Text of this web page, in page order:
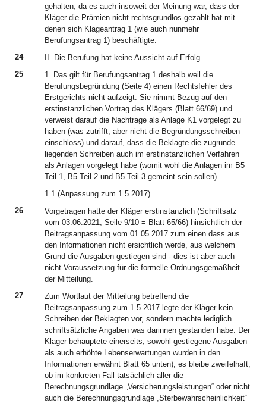
gehalten, da es auch insoweit der Meinung war, dass der
Kläger die Prämien nicht rechtsgrundlos gezahlt hat mit
denen sich Klageantrag 1 (wie auch nunmehr
Berufungsantrag 1) beschäftigte.
24
II. Die Berufung hat keine Aussicht auf Erfolg.
25
1. Das gilt für Berufungsantrag 1 deshalb weil die
Berufungsbegründung (Seite 4) einen Rechtsfehler des
Erstgerichts nicht aufzeigt. Sie nimmt Bezug auf den
erstinstanzlichen Vortrag des Klägers (Blatt 66/69) und
verweist darauf die Nachtrage als Anlage K1 vorgelegt zu
haben (was zutrifft, aber nicht die Begründungsschreiben
einschloss) und darauf, dass die Beklagte die zugrunde
liegenden Schreiben auch im erstinstanzlichen Verfahren
als Anlagen vorgelegt habe (womit wohl die Anlagen im B5
Teil 1, B5 Teil 2 und B5 Teil 3 gemeint sein sollen).
1.1 (Anpassung zum 1.5.2017)
26
Vorgetragen hatte der Kläger erstinstanzlich (Schriftsatz
vom 03.06.2021, Seile 9/10 = Blatt 65/66) hinsichtlich der
Beitragsanpassung vom 01.05.2017 zum einen dass aus
den Informationen nicht ersichtlich werde, aus welchem
Grund die Ausgaben gestiegen sind - dies ist aber auch
nicht Voraussetzung für die formelle Ordnungsgemäßheit
der Mitteilung.
27
Zum Wortlaut der Mitteilung betreffend die
Beitragsanpassung zum 1.5.2017 legte der Kläger kein
Schreiben der Beklagten vor, sondern machte lediglich
schriftsätzliche Angaben was darinnen gestanden habe. Der
Klager behauptete einerseits, sowohl gestiegene Ausgaben
als auch erhöhte Lebenserwartungen wurden in den
Informationen erwähnt Blatt 65 unten); es bleibe zweifelhaft,
ob im konkreten Fall tatsächlich aller die
Berechnungsgrundlage „Versicherungsleistungen“ oder nicht
auch die Berechnungsgrundlage „Sterbewahrscheinlichkeit“